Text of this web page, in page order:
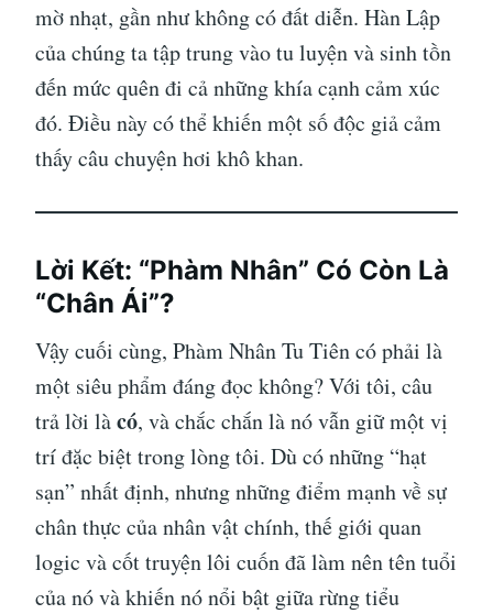
mờ nhạt, gần như không có đất diễn. Hàn Lập
của chúng ta tập trung vào tu luyện và sinh tồn
đến mức quên đi cả những khía cạnh cảm xúc
đó. Điều này có thể khiến một số độc giả cảm
thấy câu chuyện hơi khô khan.
Lời Kết: “Phàm Nhân” Có Còn Là
“Chân Ái”?
Vậy cuối cùng, Phàm Nhân Tu Tiên có phải là
một siêu phẩm đáng đọc không? Với tôi, câu
trả lời làcó, và chắc chắn là nó vẫn giữ một vị
trí đặc biệt trong lòng tôi. Dù có những “hạt
sạn” nhất định, nhưng những điểm mạnh về sự
chân thực của nhân vật chính, thế giới quan
logic và cốt truyện lôi cuốn đã làm nên tên tuổi
của nó và khiến nó nổi bật giữa rừng tiểu